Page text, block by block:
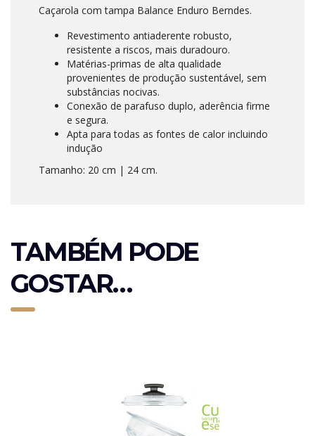
Caçarola com tampa Balance Enduro Berndes.
Revestimento antiaderente robusto,
resistente a riscos, mais duradouro.
Matérias-primas de alta qualidade
provenientes de produção sustentável, sem
substâncias nocivas.
Conexão de parafuso duplo, aderência firme
e segura.
Apta para todas as fontes de calor incluindo
indução
Tamanho: 20 cm | 24 cm.
TAMBÉM PODE
GOSTAR…